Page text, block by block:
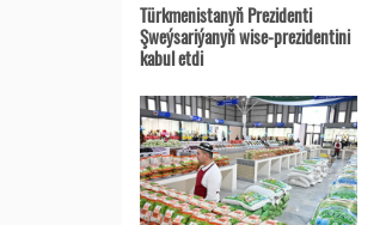
Türkmenistanyň Prezidenti
Şweýsariýanyň wise-prezidentini
kabul etdi